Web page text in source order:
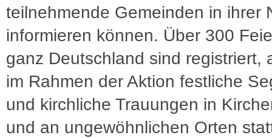
teilnehmende Gemeinden in ihrer
informieren können. Über 300
ganz Deutschland sind registriert,
im Rahmen der Aktion festliche
und kirchliche Trauungen in
und an ungewöhnlichen Orten